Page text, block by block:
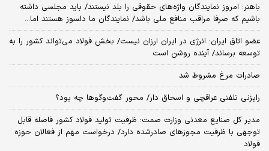
باهنر: امروز نمایندگان واژه‌های حقوقی را بلد نیستند/ باید مجلسی داشته
باشیم که صرفا مراقب منافع ملی باشد/ نمایندگان ما دلسوز هستند اما...
عضو اتاق ایران: انرژی در ایران ارزان نیست/ بخش فولاد می‌تواند کشور را به
توسعه برساند/ آینده روشن است
صادرات مرغ مشروط شد
رایزنی تلفنی عراقچی و اسحاق دار/ محور گفت‌وگوها چه بود؟
مدیر کل صنایع معدنی وزارت صمت: ظرفیت تولید فولاد کشور فاصله قابل‌
توجهی با ظرفیت مجوزهای صادرشده دارد/ درخواست مهم از فعالان حوزه
فولاد